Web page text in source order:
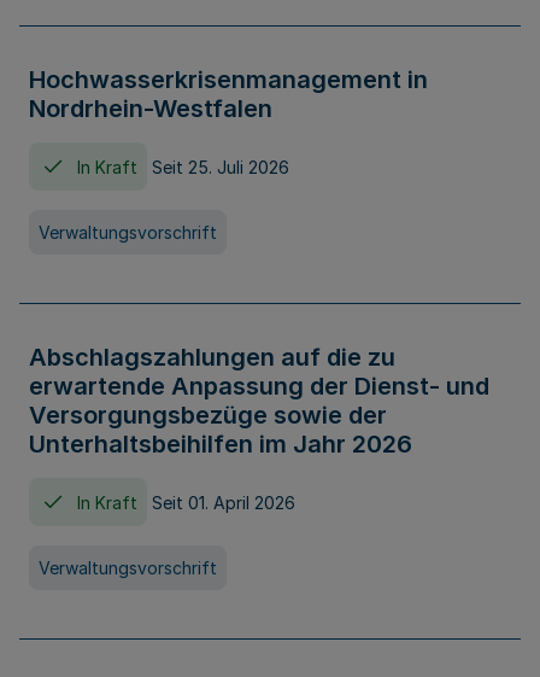
Hochwasserkrisenmanagement in
Nordrhein-Westfalen
In Kraft Seit 25. Juli 2026
Verwaltungsvorschrift
Abschlagszahlungen auf die zu
erwartende Anpassung der Dienst- und
Versorgungsbezüge sowie der
Unterhaltsbeihilfen im Jahr 2026
In Kraft Seit 01. April 2026
Verwaltungsvorschrift